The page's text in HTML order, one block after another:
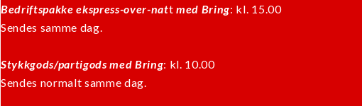
Bedriftspakke ekspress-over-nattmed Bring: kl. 15.00
Sendes samme dag.
Stykkgods/partigods med Bring: kl. 10.00
Sendes normalt samme dag.